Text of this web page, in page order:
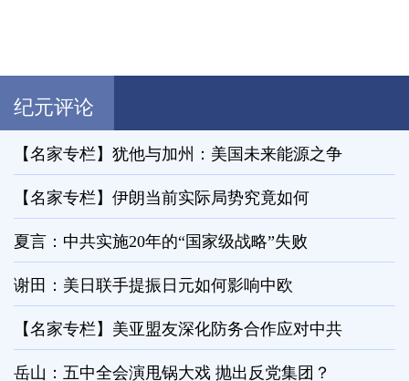
纪元评论
【名家专栏】犹他与加州：美国未来能源之争
【名家专栏】伊朗当前实际局势究竟如何
夏言：中共实施20年的“国家级战略”失败
谢田：美日联手提振日元如何影响中欧
【名家专栏】美亚盟友深化防务合作应对中共
岳山：五中全会演甩锅大戏 抛出反党集团？